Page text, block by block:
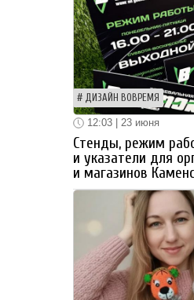
ДИЗАЙН ВОВРЕМЯ
12:03 | 23 июня
Стенды, режим
и указатели для
и магазинов